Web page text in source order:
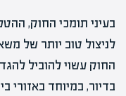
בעיני תומכי החוק,
לניצול טוב יותר של
החוק עשוי להוביל
בדיור, במיוחד באזורי